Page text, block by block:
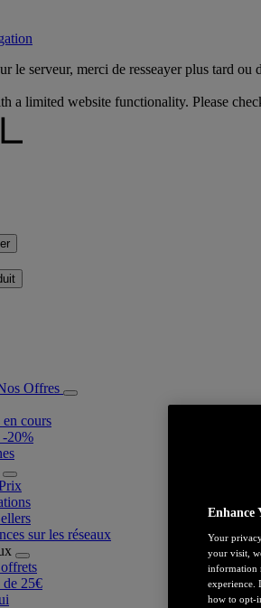
le serveur, merci de resseayer plus tard ou
a limited website functionality. Please
Offres
cours
-20%
sur les réseaux
25€
Enhance
Your
your visit,
information
experience.
how to opt-